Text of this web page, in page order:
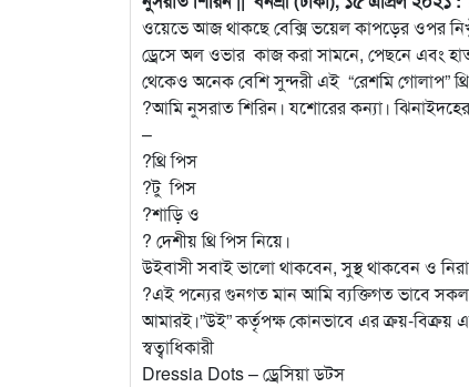
ওয়েভে আজ থাকছে বেক্সি ভয়েল কাপড়ের ওপর
ড্রেসে অলওভার কাজ করা সামনে, পেছনে এবং
থেকেও অনেক বেশি সুন্দরী এই “রেশমি গোলাপ”
?আমি নুসরাত শিরিন। যশোরের কন্যা।
–
?থ্রি পিস
?টু পিস
?শাড়ি ও
? দেশীয় থ্রি পিস নিয়ে।
উইবাসী সবাই ভালো থাকবেন, সুস্থ থাকবেন ও
?এই পন্যের গুনগত মান আমি ব্যক্তিগত ভাবে
আমারই।”উই” কর্তৃপক্ষ কোনভাবে এর ক্রয়-বিক্রয়
স্বত্বাধিকারী
Dressia Dots – ড্রেসিয়া ডটস